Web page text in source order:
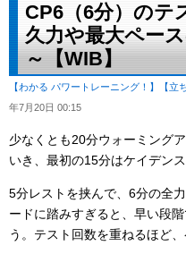
CP6（6分）の
久力や最大ペー
～【WIB】
【わかる パワートレーニング！】 【立
年7月20日 00:15
少なくとも20分ウォーミング
いき、最初の15分はケイデン
5分レストを挟んで、6分の全
ードに踏みすぎると、早い段
う。テスト回数を重ねるほど